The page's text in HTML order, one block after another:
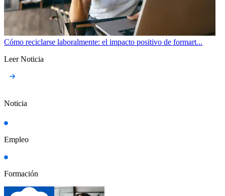
Cómo reciclarse laboralmente: el impacto positivo de formart...
Leer Noticia
Noticia
Empleo
Formación